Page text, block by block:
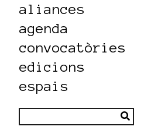
aliances
agenda
convocatòries
edicions
espais